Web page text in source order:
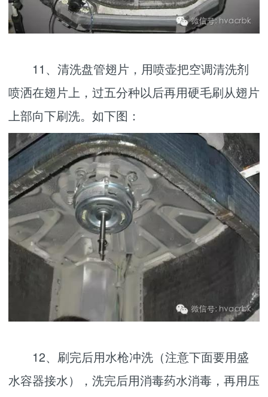
11、清洗盘管翅片，用喷壶把空调清洗剂
喷洒在翅片上，过五分种以后再用硬毛刷从翅片
上部向下刷洗。如下图：
12、刷完后用水枪冲洗（注意下面要用盛
水容器接水），洗完后用消毒药水消毒，再用压